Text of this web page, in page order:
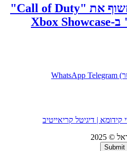
דיווח: מיקרוסופט תחשוף את "Call of Duty"
הבא ואת "Gears 6" ב-Xbox Showcase
WhatsApp Telegram
קידומא | דיגיטל קריאייטיב
2025
Submit